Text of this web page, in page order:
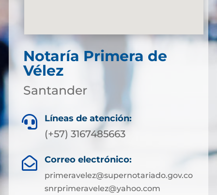
Notaría Primera de
Vélez
Santander
 Líneas de atención:
(+57) 3167485663
 Correo electrónico:
primeravelez@supernotariado.gov.co
snrprimeravelez@yahoo.com